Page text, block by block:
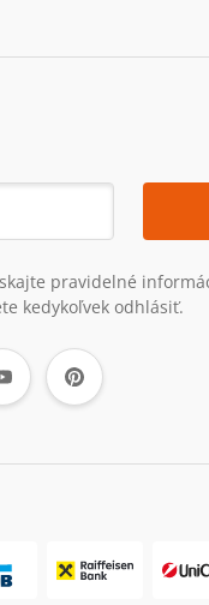
pravidelné
kedykoľvek odhlásiť.